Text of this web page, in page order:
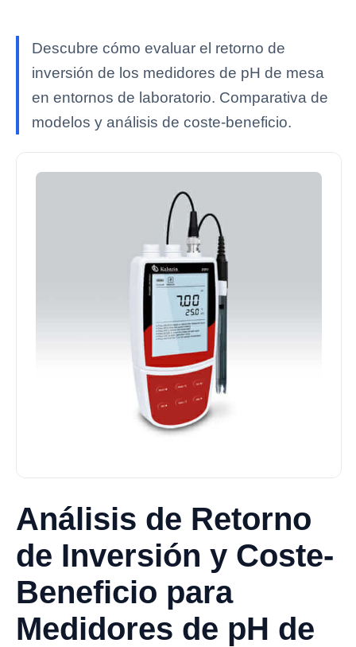
Descubre cómo evaluar el retorno de
inversión de los medidores de pH de mesa
en entornos de laboratorio. Comparativa de
modelos y análisis de coste-beneficio.
Análisis de Retorno
de Inversión y Coste-
Beneficio para
Medidores de pH de